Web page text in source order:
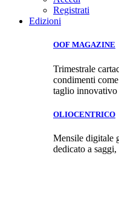
Registrati
Edizioni
OOF MAGAZINE
Trimestrale
condimenti
taglio innovativo
OLIOCENTRICO
Mensile digitale
dedicato a saggi,